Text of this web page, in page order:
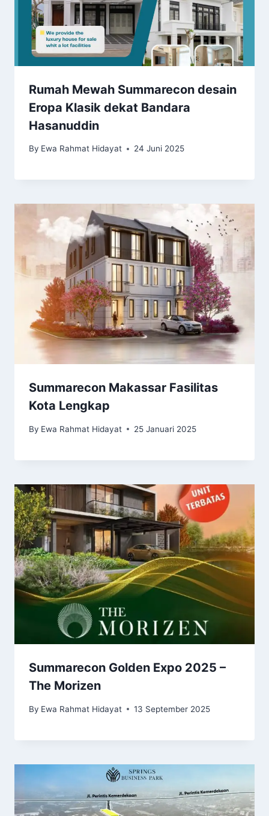
Rumah Mewah Summarecon desain
Eropa Klasik dekat Bandara
Hasanuddin
By Ewa Rahmat Hidayat 24 Juni 2025
Summarecon Makassar Fasilitas
Kota Lengkap
By Ewa Rahmat Hidayat 25 Januari 2025
Summarecon Golden Expo 2025 –
The Morizen
By Ewa Rahmat Hidayat 13 September 2025